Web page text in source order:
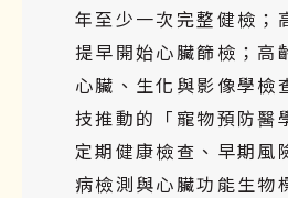
年至少一次完整健檢；
提早開始心臟篩檢；高
心臟、生化與影像學檢
技推動的「寵物預防醫
定期健康檢查、早期風
病檢測與心臟功能生物